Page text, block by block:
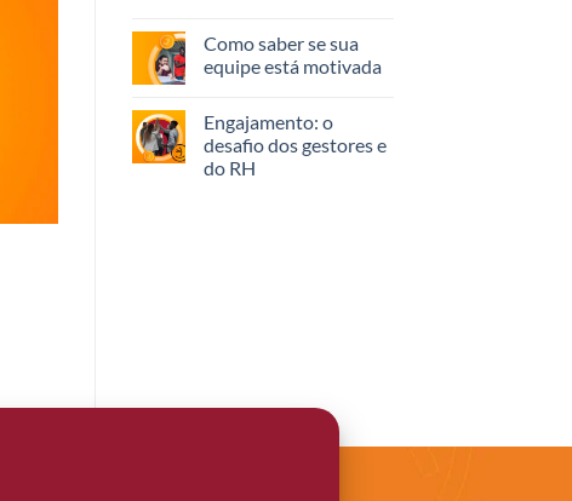
Como saber se sua
equipe está motivada
Engajamento: o
desafio dos gestores e
do RH